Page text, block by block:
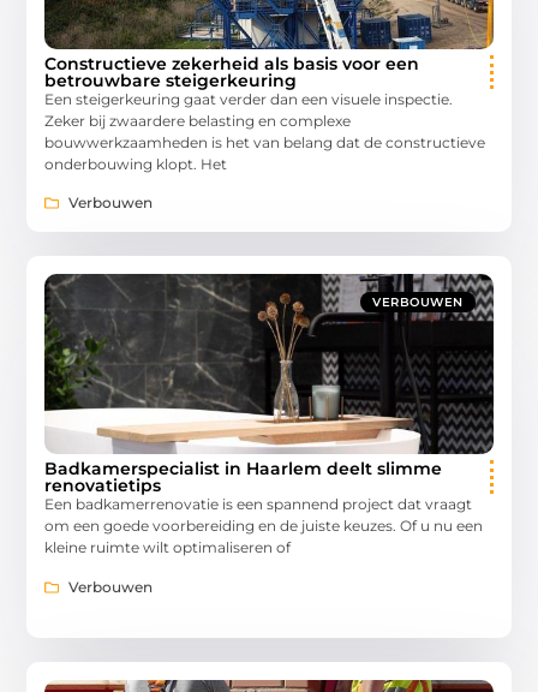
Constructieve zekerheid als basis voor een
betrouwbare steigerkeuring
Een steigerkeuring gaat verder dan een visuele inspectie.
Zeker bij zwaardere belasting en complexe
bouwwerkzaamheden is het van belang dat de constructieve
onderbouwing klopt. Het
Verbouwen
VERBOUWEN
Badkamerspecialist in Haarlem deelt slimme
renovatietips
Een badkamerrenovatie is een spannend project dat vraagt
om een goede voorbereiding en de juiste keuzes. Of u nu een
kleine ruimte wilt optimaliseren of
Verbouwen